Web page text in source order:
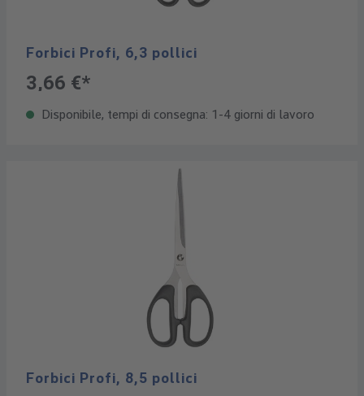
Forbici Profi, 6,3 pollici
3,66 €*
Disponibile, tempi di consegna: 1-4 giorni di lavoro
Forbici Profi, 8,5 pollici